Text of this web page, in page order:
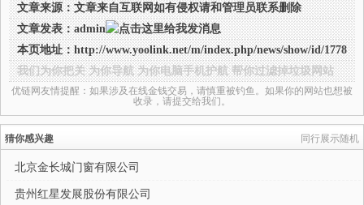
文章来源：文章来自互联网如有侵权请和管理员联系删除
文章发表：admin
本页地址：http://www.yoolink.net/m/index.php/news/show/id/1778
我们为你把关 为你导航 为你电脑手机护航 帮你过滤掉垃圾网站
优链网友情提醒：如果涉及在线金钱交易，请慎重被钓鱼。如果你的网站也想被
收录，请提交给我们。
同行展示随机
猜你感兴趣
北京金长城门窗有限公司
贵州红星发展股份有限公司